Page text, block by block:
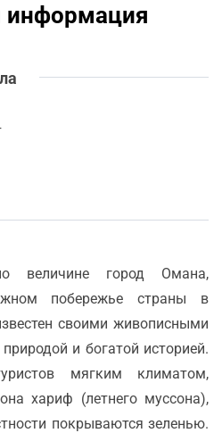
информация
величине город Омана,
побережье страны в
своими живописными
и богатой историей.
мягким климатом,
хариф (летнего муссона),
покрываются зеленью.